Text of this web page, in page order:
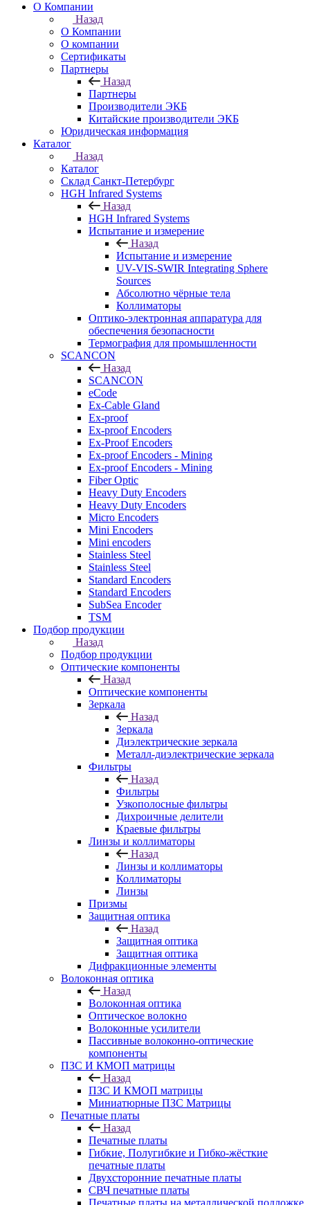
О Компании
Назад
О Компании
О компании
Сертификаты
Партнеры
Назад
Партнеры
Производители ЭКБ
Китайские производители ЭКБ
Юридическая информация
Каталог
Назад
Каталог
Cклад Санкт-Петербург
HGH Infrared Systems
Назад
HGH Infrared Systems
Испытание и измерение
Назад
Испытание и измерение
UV-VIS-SWIR Integrating Sphere
Sources
Абсолютно чёрные тела
Коллиматоры
Оптико-электронная аппаратура для
обеспечения безопасности
Термография для промышленности
SCANCON
Назад
SCANCON
eCode
Ex-Cable Gland
Ex-proof
Ex-proof Encoders
Ex-Proof Encoders
Ex-proof Encoders - Mining
Ex-proof Encoders - Mining
Fiber Optic
Heavy Duty Encoders
Heavy Duty Encoders
Micro Encoders
Mini Encoders
Mini encoders
Stainless Steel
Stainless Steel
Standard Encoders
Standard Encoders
SubSea Encoder
TSM
Подбор продукции
Назад
Подбор продукции
Оптические компоненты
Назад
Оптические компоненты
Зеркала
Назад
Зеркала
Диэлектрические зеркала
Металл-диэлектрические зеркала
Фильтры
Назад
Фильтры
Узкополосные фильтры
Дихроичные делители
Краевые фильтры
Линзы и коллиматоры
Назад
Линзы и коллиматоры
Коллиматоры
Линзы
Призмы
Защитная оптика
Назад
Защитная оптика
Защитная оптика
Дифракционные элементы
Волоконная оптика
Назад
Волоконная оптика
Оптическое волокно
Волоконные усилители
Пассивные волоконно-оптические
компоненты
ПЗС И КМОП матрицы
Назад
ПЗС И КМОП матрицы
Миниатюрные ПЗС Матрицы
Печатные платы
Назад
Печатные платы
Гибкие, Полугибкие и Гибко-жёсткие
печатные платы
Двухсторонние печатные платы
СВЧ печатные платы
Печатные платы на металлической подложке